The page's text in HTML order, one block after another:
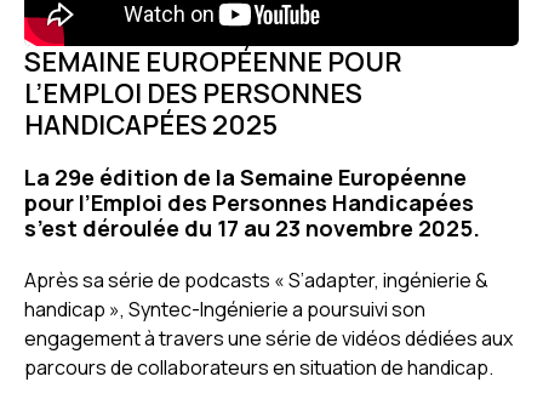
SEMAINE EUROPÉENNE POUR
L’EMPLOI DES PERSONNES
HANDICAPÉES 2025
La 29e édition de la Semaine Européenne
pour l’Emploi des Personnes Handicapées
s’est déroulée du 17 au 23 novembre 2025.
Après sa série de podcasts « S’adapter, ingénierie &
handicap », Syntec-Ingénierie a poursuivi son
engagement à travers une série de vidéos dédiées aux
parcours de collaborateurs en situation de handicap.